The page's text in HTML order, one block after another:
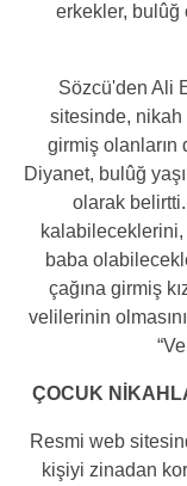
erkekler, bulûğ
Sözcü'den Ali
sitesinde, nikah
girmiş
Diyanet, bulûğ
olarak belirtti.
baba
çağına girmiş
velilerinin
ÇOCUK
Resmi web
kişiyi zinadan